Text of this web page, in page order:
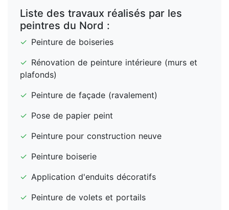
Liste des travaux réalisés par les
peintres du Nord :
✓ Peinture de boiseries
✓ Rénovation de peinture intérieure (murs et
plafonds)
✓ Peinture de façade (ravalement)
✓ Pose de papier peint
✓ Peinture pour construction neuve
✓ Peinture boiserie
✓ Application d'enduits décoratifs
✓ Peinture de volets et portails